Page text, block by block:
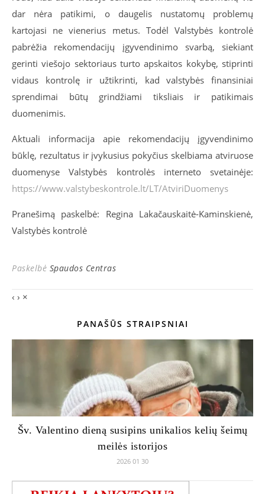
dar nėra patikimi, o daugelis nustatomų problemų
kartojasi ne vienerius metus. Todėl Valstybės kontrolė
pabrėžia rekomendacijų įgyvendinimo svarbą, siekiant
gerinti viešojo sektoriaus turto apskaitos kokybę, stiprinti
vidaus kontrolę ir užtikrinti, kad valstybės finansiniai
sprendimai būtų grindžiami tiksliais ir patikimais
duomenimis.
Aktuali informacija apie rekomendacijų įgyvendinimo
būklę, rezultatus ir įvykusius pokyčius skelbiama atviruose
duomenyse Valstybės kontrolės interneto svetainėje:
https://www.valstybeskontrole.lt/LT/AtviriDuomenys
Pranešimą paskelbė: Regina Lakačauskaitė-Kaminskienė,
Valstybės kontrolė
Paskelbė Spaudos Centras
‹ › ×
PANAŠŪS STRAIPSNIAI
Šv. Valentino dieną susipins unikalios kelių šeimų
meilės istorijos
2026 01 30